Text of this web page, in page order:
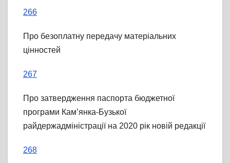
266
Про безоплатну передачу матеріальних
цінностей
267
Про затвердження паспорта бюджетної
програми Кам’янка-Бузької
райдержадміністрації на 2020 рік новій редакції
268